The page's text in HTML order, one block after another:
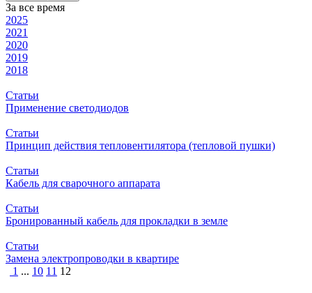
За все время
2025
2021
2020
2019
2018
Статьи
Применение светодиодов
Статьи
Принцип действия тепловентилятора (тепловой пушки)
Статьи
Кабель для сварочного аппарата
Статьи
Бронированный кабель для прокладки в земле
Статьи
Замена электропроводки в квартире
1 ... 10 11 12